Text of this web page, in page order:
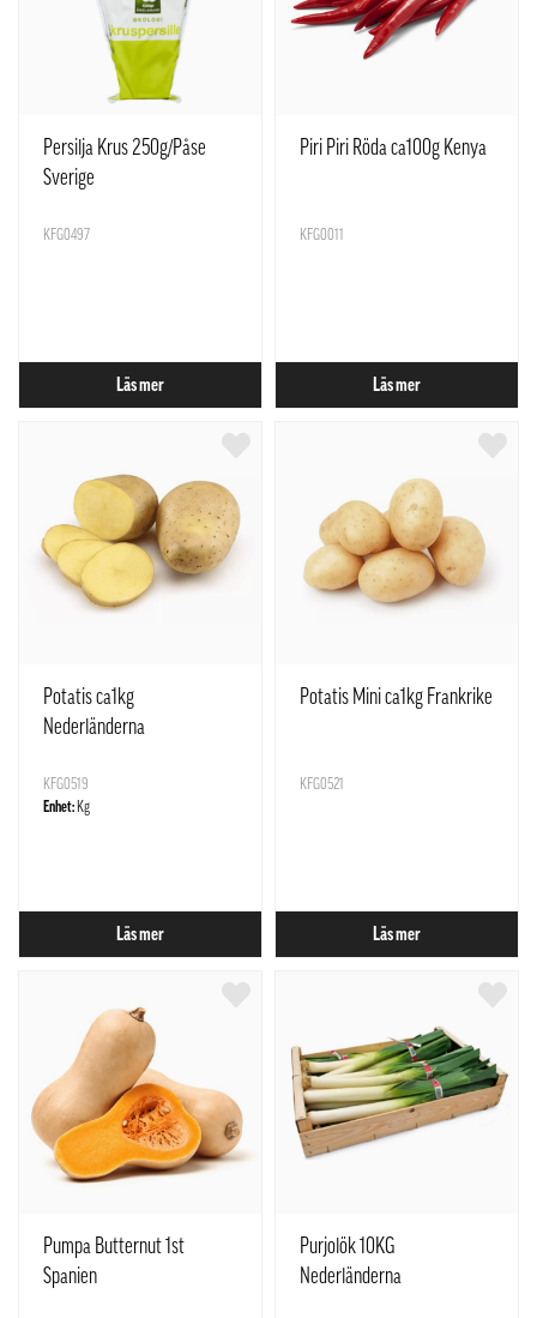
Persilja Krus 250g/Påse
Sverige
KFG0497
Läs mer
Piri Piri Röda ca100g Kenya
KFG0011
Läs mer
Potatis ca1kg
Nederländerna
KFG0519
Enhet: Kg
Läs mer
Potatis Mini ca1kg Frankrike
KFG0521
Läs mer
Pumpa Butternut 1st
Spanien
Purjolök 10KG
Nederländerna